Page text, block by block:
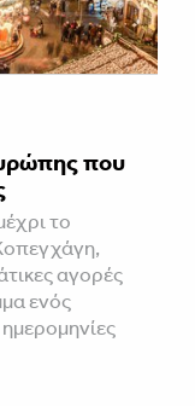
που
το
αγορές
ενός
ημερομηνίες